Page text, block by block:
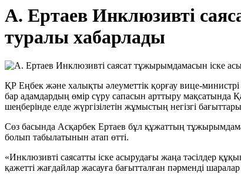
А. Ертаев Инклюзивті
туралы хабарлады
ҚР Еңбек және халықты әлеуметтік қорғау вице-
бар адамдардың өмір сүру сапасын арттыру мақсатында
шеңберінде елде жүргізілетін жұмыстың негізгі
Сөз басында Асқарбек Ертаев бұл құжаттың
болып табылатынын атап өтті.
«Инклюзивті саясатты іске асырудағы жаңа тәсілдер
қажетті жағдайлар жасауға бағытталған пәрменді